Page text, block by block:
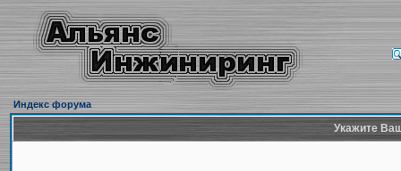
Индекс форума
Укажите